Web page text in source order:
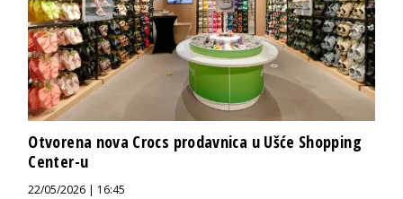
Otvorena nova Crocs prodavnica u Ušće Shopping
Center-u
22/05/2026 | 16:45